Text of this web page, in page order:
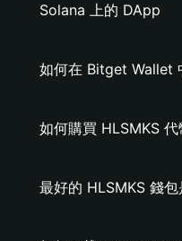
Solana 上的 DApp
如何在 Bitget Wallet
如何購買 HLSMKS 代
最好的 HLSMKS 錢包